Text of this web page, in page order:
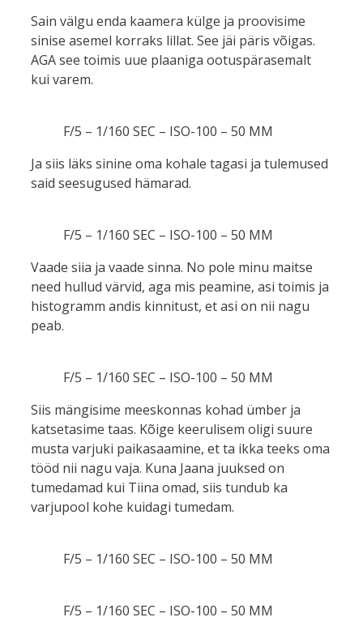
Sain välgu enda kaamera külge ja proovisime
sinise asemel korraks lillat. See jäi päris võigas.
AGA see toimis uue plaaniga ootuspärasemalt
kui varem.
F/5 – 1/160 SEC – ISO-100 – 50 MM
Ja siis läks sinine oma kohale tagasi ja tulemused
said seesugused hämarad.
F/5 – 1/160 SEC – ISO-100 – 50 MM
Vaade siia ja vaade sinna. No pole minu maitse
need hullud värvid, aga mis peamine, asi toimis ja
histogramm andis kinnitust, et asi on nii nagu
peab.
F/5 – 1/160 SEC – ISO-100 – 50 MM
Siis mängisime meeskonnas kohad ümber ja
katsetasime taas. Kõige keerulisem oligi suure
musta varjuki paikasaamine, et ta ikka teeks oma
tööd nii nagu vaja. Kuna Jaana juuksed on
tumedamad kui Tiina omad, siis tundub ka
varjupool kohe kuidagi tumedam.
F/5 – 1/160 SEC – ISO-100 – 50 MM
F/5 – 1/160 SEC – ISO-100 – 50 MM